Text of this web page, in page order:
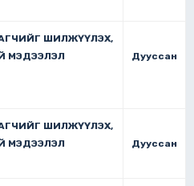
ШИЛЖҮҮЛЭХ,
МЭДЭЭЛЭЛ
Дууссан
ШИЛЖҮҮЛЭХ,
МЭДЭЭЛЭЛ
Дууссан